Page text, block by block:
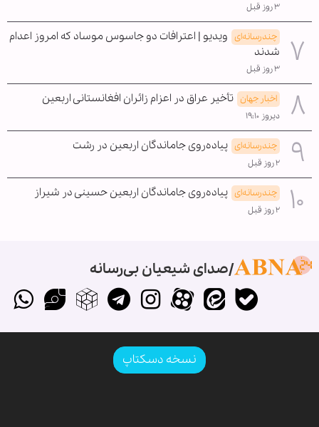
۳ روز قبل
چندرسانه‌ای ویدیو | اعترافات دو جاسوس موساد که امروز اعدام
شدند
۳ روز قبل
اخبار جهان تأخیر عراق در اعزام زائران افغانستانی اربعین
دیروز ۱۹:۱۰
چندرسانه‌ای پیاده‌روی جاماندگان اربعین در رشت
۲ روز قبل
چندرسانه‌ای پیاده‌روی جاماندگان اربعین حسینی در شیراز
۲ روز قبل
صدای شیعیان بی‌رسانه
نسخه دسکتاپ